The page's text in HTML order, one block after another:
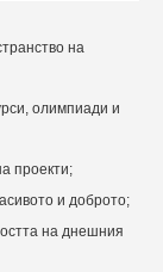
на
олимпиади и
проекти;
и доброто;
на днешния